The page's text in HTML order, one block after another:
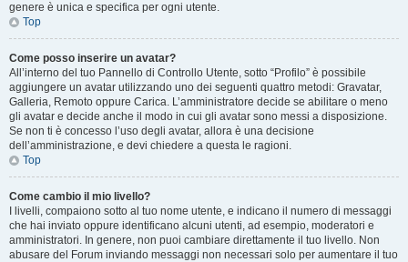
genere è unica e specifica per ogni utente.
Top
Come posso inserire un avatar?
All’interno del tuo Pannello di Controllo Utente, sotto “Profilo” è possibile
aggiungere un avatar utilizzando uno dei seguenti quattro metodi: Gravatar,
Galleria, Remoto oppure Carica. L’amministratore decide se abilitare o meno
gli avatar e decide anche il modo in cui gli avatar sono messi a disposizione.
Se non ti è concesso l’uso degli avatar, allora è una decisione
dell’amministrazione, e devi chiedere a questa le ragioni.
Top
Come cambio il mio livello?
I livelli, compaiono sotto al tuo nome utente, e indicano il numero di messaggi
che hai inviato oppure identificano alcuni utenti, ad esempio, moderatori e
amministratori. In genere, non puoi cambiare direttamente il tuo livello. Non
abusare del Forum inviando messaggi non necessari solo per aumentare il tuo